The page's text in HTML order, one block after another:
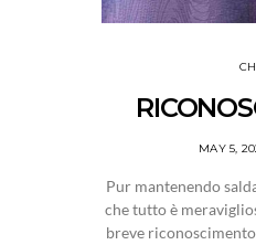
MAY 5,
Pur mantenendo
che tutto è
breve